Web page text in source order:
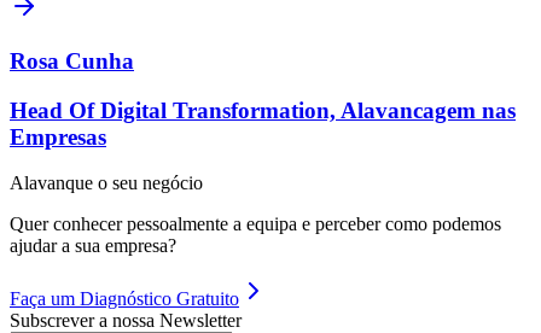
Rosa Cunha
Head Of Digital Transformation, Alavancagem nas
Empresas
Alavanque o seu negócio
Quer conhecer pessoalmente a equipa e perceber como podemos
ajudar a sua empresa?
Faça um Diagnóstico Gratuito
Subscrever a nossa Newsletter